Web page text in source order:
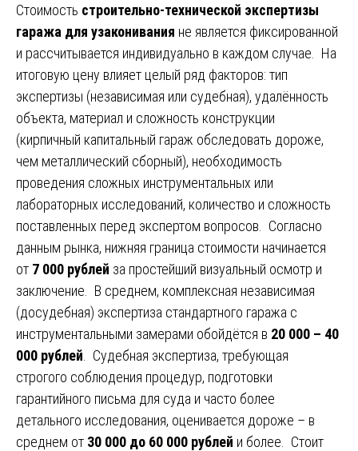
Стоимость строительно-технической экспертизы
гаража для узаконивания не является фиксированной
и рассчитывается индивидуально в каждом случае. На
итоговую цену влияет целый ряд факторов: тип
экспертизы (независимая или судебная), удалённость
объекта, материал и сложность конструкции
(кирпичный капитальный гараж обследовать дороже,
чем металлический сборный), необходимость
проведения сложных инструментальных или
лабораторных исследований, количество и сложность
поставленных перед экспертом вопросов. Согласно
данным рынка, нижняя граница стоимости начинается
от 7 000 рублей за простейший визуальный осмотр и
заключение. В среднем, комплексная независимая
(досудебная) экспертиза стандартного гаража с
инструментальными замерами обойдётся в 20 000 – 40
000 рублей . Судебная экспертиза, требующая
строгого соблюдения процедур, подготовки
гарантийного письма для суда и часто более
детального исследования, оценивается дороже – в
среднем от 30 000 до 60 000 рублей и более. Стоит